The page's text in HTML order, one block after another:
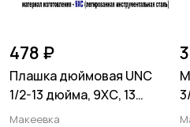
478 ₽
Плашка дюймовая UNC
1/2-13 дюйма, 9ХС, 13
ниток, 38/14 мм, DIN 223
Макеевка